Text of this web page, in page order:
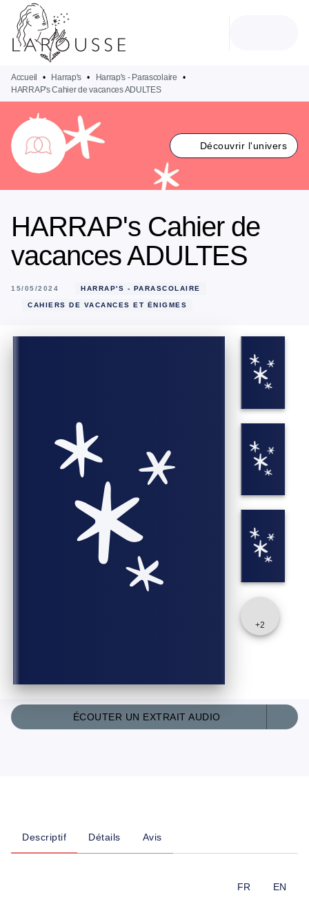
MENU
PIED DE PAGE
Accueil • Harrap's • Harrap's - Parascolaire
•
HARRAP's Cahier de vacances ADULTES
Découvrir l'univers
HARRAP's Cahier de
vacances ADULTES
15/05/2024 HARRAP'S - PARASCOLAIRE
CAHIERS DE VACANCES ET ÉNIGMES
ÉCOUTER UN EXTRAIT AUDIO
+2
Descriptif Détails Avis
FR EN